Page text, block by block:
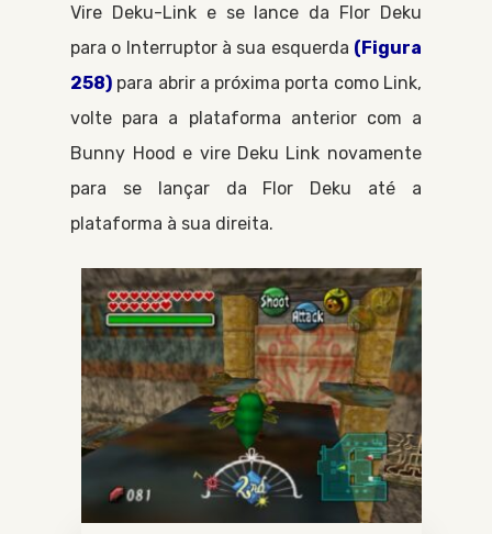
Vire Deku-Linke se lance da Flor Deku
para o Interruptorà sua esquerda (Figura
258) para abrir a próxima porta como Link,
volte para a plataforma anterior com a
Bunny Hood e vire Deku Link novamente
para se lançar da Flor Deku até a
plataforma à sua direita.